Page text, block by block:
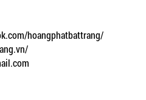
hoangphatbattrang/